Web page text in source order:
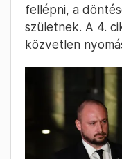
fellépni, a
születnek. A 4.
közvetlen